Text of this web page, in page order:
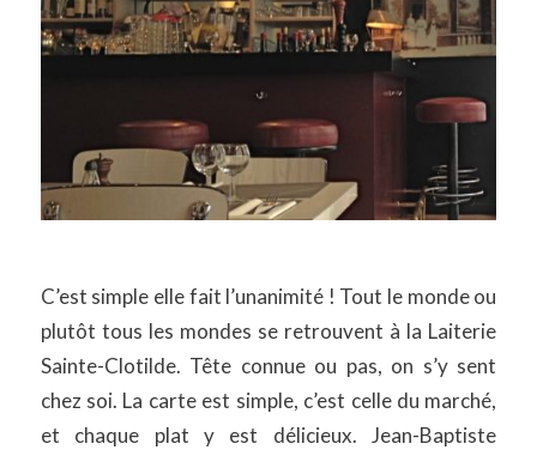
C’est simple elle fait l’unanimité ! Tout le monde ou
plutôt tous les mondes se retrouvent à la Laiterie
Sainte-Clotilde. Tête connue ou pas, on s’y sent
chez soi. La carte est simple, c’est celle du marché,
et chaque plat y est délicieux. Jean-Baptiste